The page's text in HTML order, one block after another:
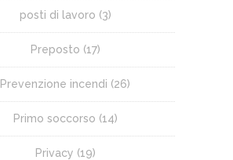
posti di lavoro (3)
Preposto (17)
Prevenzione incendi (26)
Primo soccorso (14)
Privacy (19)